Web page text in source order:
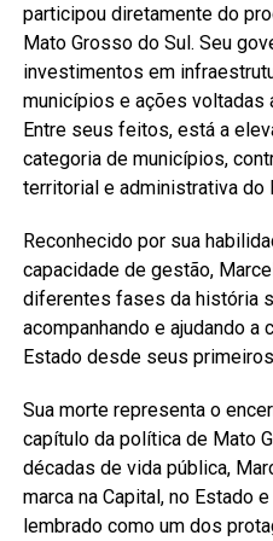
participou diretamente do
Mato Grosso do Sul. Seu
investimentos em
municípios e ações voltadas
Entre seus feitos, está a
categoria de municípios,
territorial e administrativa do
Reconhecido por sua
capacidade de gestão,
diferentes fases da história
acompanhando e ajudando
Estado desde seus
Sua morte representa o
capítulo da política de Mato
décadas de vida pública,
marca na Capital, no Estado
lembrado como um dos